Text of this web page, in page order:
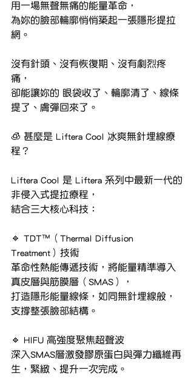
用一場無聲無痛的能量革命，
為妳的臉部輪廓悄悄築起一張隱形提拉
網。
沒有針頭、沒有恢復期、沒有劇烈疼
痛，
卻能讓妳的 眼袋收了、輪廓清了、線條
提了、膚彈回來了。
🧊 甚麼是 Liftera Cool 冰爽無針埋線療
程？
Liftera Cool 是 Liftera 系列中最新一代的
非侵入式提拉療程，
結合三大核心科技：
🔹 TDT™（Thermal Diffusion
Treatment）技術
革命性熱能傳遞技術，將能量精準導入
真皮層與筋膜層（SMAS），
打造隱形能量線條，如同無針埋線般，
支撐整張臉部結構。
🔹 HIFU 高強度聚焦超聲波
深入SMAS層激發膠原蛋白與彈力纖維再
生，緊緻、提升一次完成。